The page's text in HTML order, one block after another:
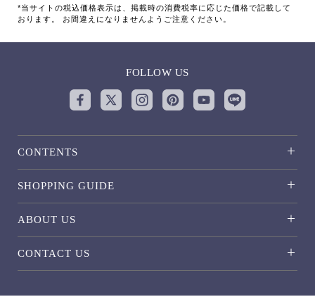
*当サイトの税込価格表示は、掲載時の消費税率に応じた価格で記載して
おります。 お間違えになりませんようご注意ください。
FOLLOW US
CONTENTS
SHOPPING GUIDE
ABOUT US
CONTACT US